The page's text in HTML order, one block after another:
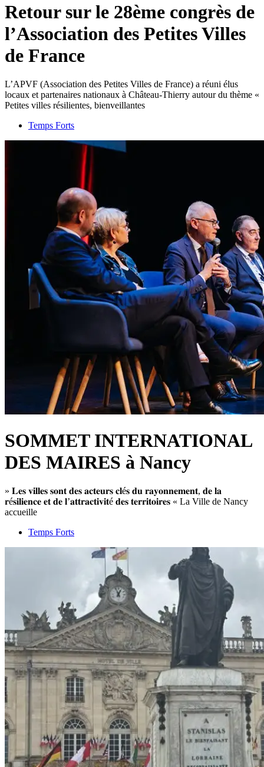
Retour sur le 28ème congrès de
l’Association des Petites Villes
de France
L’APVF (Association des Petites Villes de France) a réuni élus
locaux et partenaires nationaux à Château-Thierry autour du thème «
Petites villes résilientes, bienveillantes
Temps Forts
SOMMET INTERNATIONAL
DES MAIRES à Nancy
» 𝐋𝐞𝐬 𝐯𝐢𝐥𝐥𝐞𝐬 𝐬𝐨𝐧𝐭 𝐝𝐞𝐬 𝐚𝐜𝐭𝐞𝐮𝐫𝐬 𝐜𝐥é𝐬 𝐝𝐮 𝐫𝐚𝐲𝐨𝐧𝐧𝐞𝐦𝐞𝐧𝐭, 𝐝𝐞 𝐥𝐚
𝐫é𝐬𝐢𝐥𝐢𝐞𝐧𝐜𝐞 𝐞𝐭 𝐝𝐞 𝐥’𝐚𝐭𝐭𝐫𝐚𝐜𝐭𝐢𝐯𝐢𝐭é 𝐝𝐞𝐬 𝐭𝐞𝐫𝐫𝐢𝐭𝐨𝐢𝐫𝐞𝐬 « La Ville de Nancy
accueille
Temps Forts